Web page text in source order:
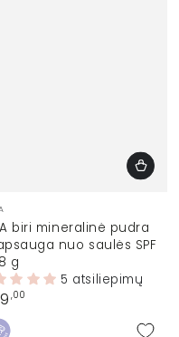
biri mineralinė pudra
nuo saulės SPF
g
5 atsiliepimų
,00